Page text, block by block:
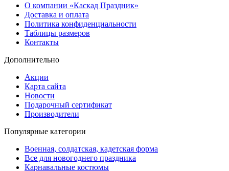
О компании «Каскад Праздник»
Доставка и оплата
Политика конфиденциальности
Таблицы размеров
Контакты
Дополнительно
Акции
Карта сайта
Новости
Подарочный сертификат
Производители
Популярные категории
Военная, солдатская, кадетская форма
Все для новогоднего праздника
Карнавальные костюмы